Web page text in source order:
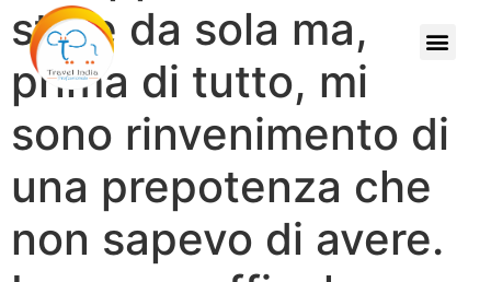
stare da sola ma,
prima di tutto, mi
sono rinvenimento di
una prepotenza che
non sapevo di avere.